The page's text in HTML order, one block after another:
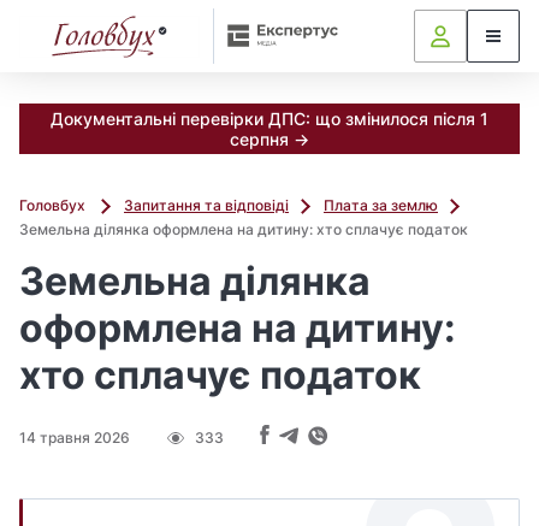
Документальні перевірки ДПС: що змінилося після 1
серпня →
Головбух Запитання та відповіді
Плата за землю
Земельна ділянка оформлена на дитину: хто сплачує податок
Земельна ділянка
оформлена на дитину:
хто сплачує податок
14 травня 2026 333